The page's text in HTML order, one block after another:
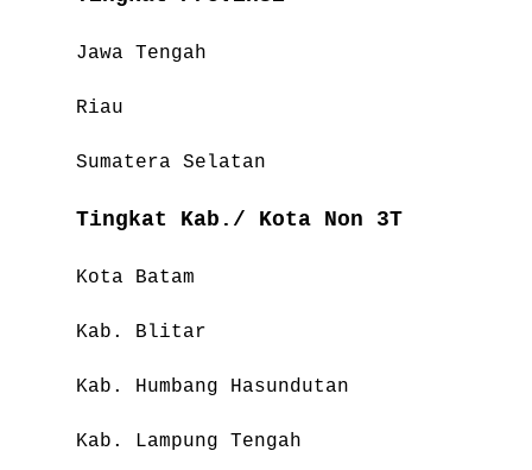
Jawa Tengah
Riau
Sumatera Selatan
Tingkat Kab./ Kota Non 3T
Kota Batam
Kab. Blitar
Kab. Humbang Hasundutan
Kab. Lampung Tengah